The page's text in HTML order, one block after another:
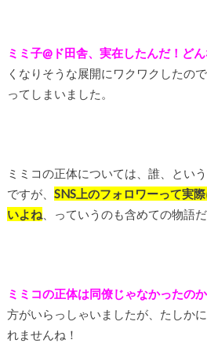
ミミ子@ド田舎、実在したんだ！ど
くなりそうな展開にワクワクしたの
ってしまいました。
ミミコの正体については、誰、とい
ですが、 SNS上のフォロワーって実
いよね、っていうのも含めての物語
ミミコの正体は同僚じゃなかったのか
方がいらっしゃいましたが、たしか
れませんね！